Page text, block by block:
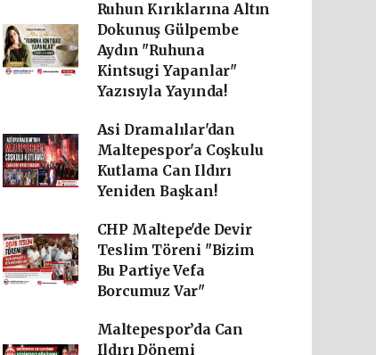
Ruhun Kırıklarına Altın
Dokunuş Gülpembe
Aydın "Ruhuna
Kintsugi Yapanlar"
Yazısıyla Yayında!
Asi Dramalılar'dan
Maltepespor'a Coşkulu
Kutlama Can Ildırı
Yeniden Başkan!
CHP Maltepe'de Devir
Teslim Töreni "Bizim
Bu Partiye Vefa
Borcumuz Var"
Maltepespor’da Can
Ildırı Dönemi